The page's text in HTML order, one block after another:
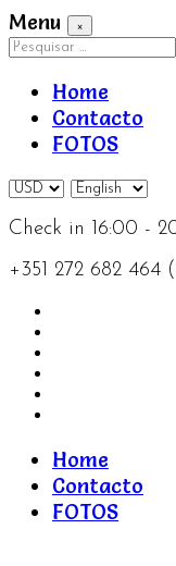
Menu ×
Pesquisar
Home
Contacto
FOTOS
Check in 16:00 -
+351 272 682
Home
Contacto
FOTOS